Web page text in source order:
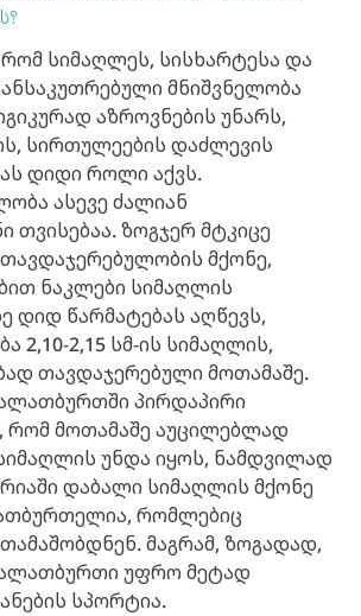
რომ სიმაღლეს, სისხარტესა და
მნიშვნელობა
აზროვნების უნარს,
სირთულეების დაძლევის
დიდი როლი აქვს.
ასევე ძალიან
თვისებაა. ზოგჯერ მტკიცე
მქონე,
ნაკლები სიმაღლის
დიდ წარმატებას აღწევს,
2,10-2,15 სმ-ის სიმაღლის,
თავდაჯერებული მოთამაშე.
პირდაპირი
რომ მოთამაშე აუცილებლად
უნდა იყოს, ნამდვილად
დაბალი სიმაღლის მქონე
რომლებიც
მაგრამ, ზოგადად,
უფრო მეტად
სპორტია.